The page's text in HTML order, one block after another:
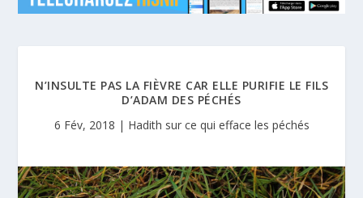
N’INSULTE PAS LA FIÈVRE CAR ELLE PURIFIE LE FILS
D’ADAM DES PÉCHÉS
6 Fév, 2018 | Hadith sur ce qui efface les péchés